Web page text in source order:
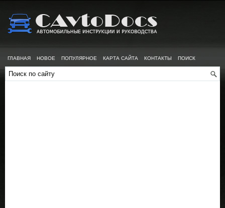
ГЛАВНАЯ НОВОЕ ПОПУЛЯРНОЕ КАРТА САЙТА КОНТАКТЫ ПОИСК